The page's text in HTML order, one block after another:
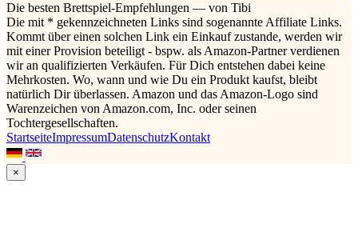
Die besten Brettspiel-Empfehlungen — von Tibi
Die mit * gekennzeichneten Links sind sogenannte Affiliate Links.
Kommt über einen solchen Link ein Einkauf zustande, werden wir
mit einer Provision beteiligt - bspw. als Amazon-Partner verdienen
wir an qualifizierten Verkäufen. Für Dich entstehen dabei keine
Mehrkosten. Wo, wann und wie Du ein Produkt kaufst, bleibt
natürlich Dir überlassen. Amazon und das Amazon-Logo sind
Warenzeichen von Amazon.com, Inc. oder seinen
Tochtergesellschaften.
StartseiteImpressumDatenschutzKontakt
×